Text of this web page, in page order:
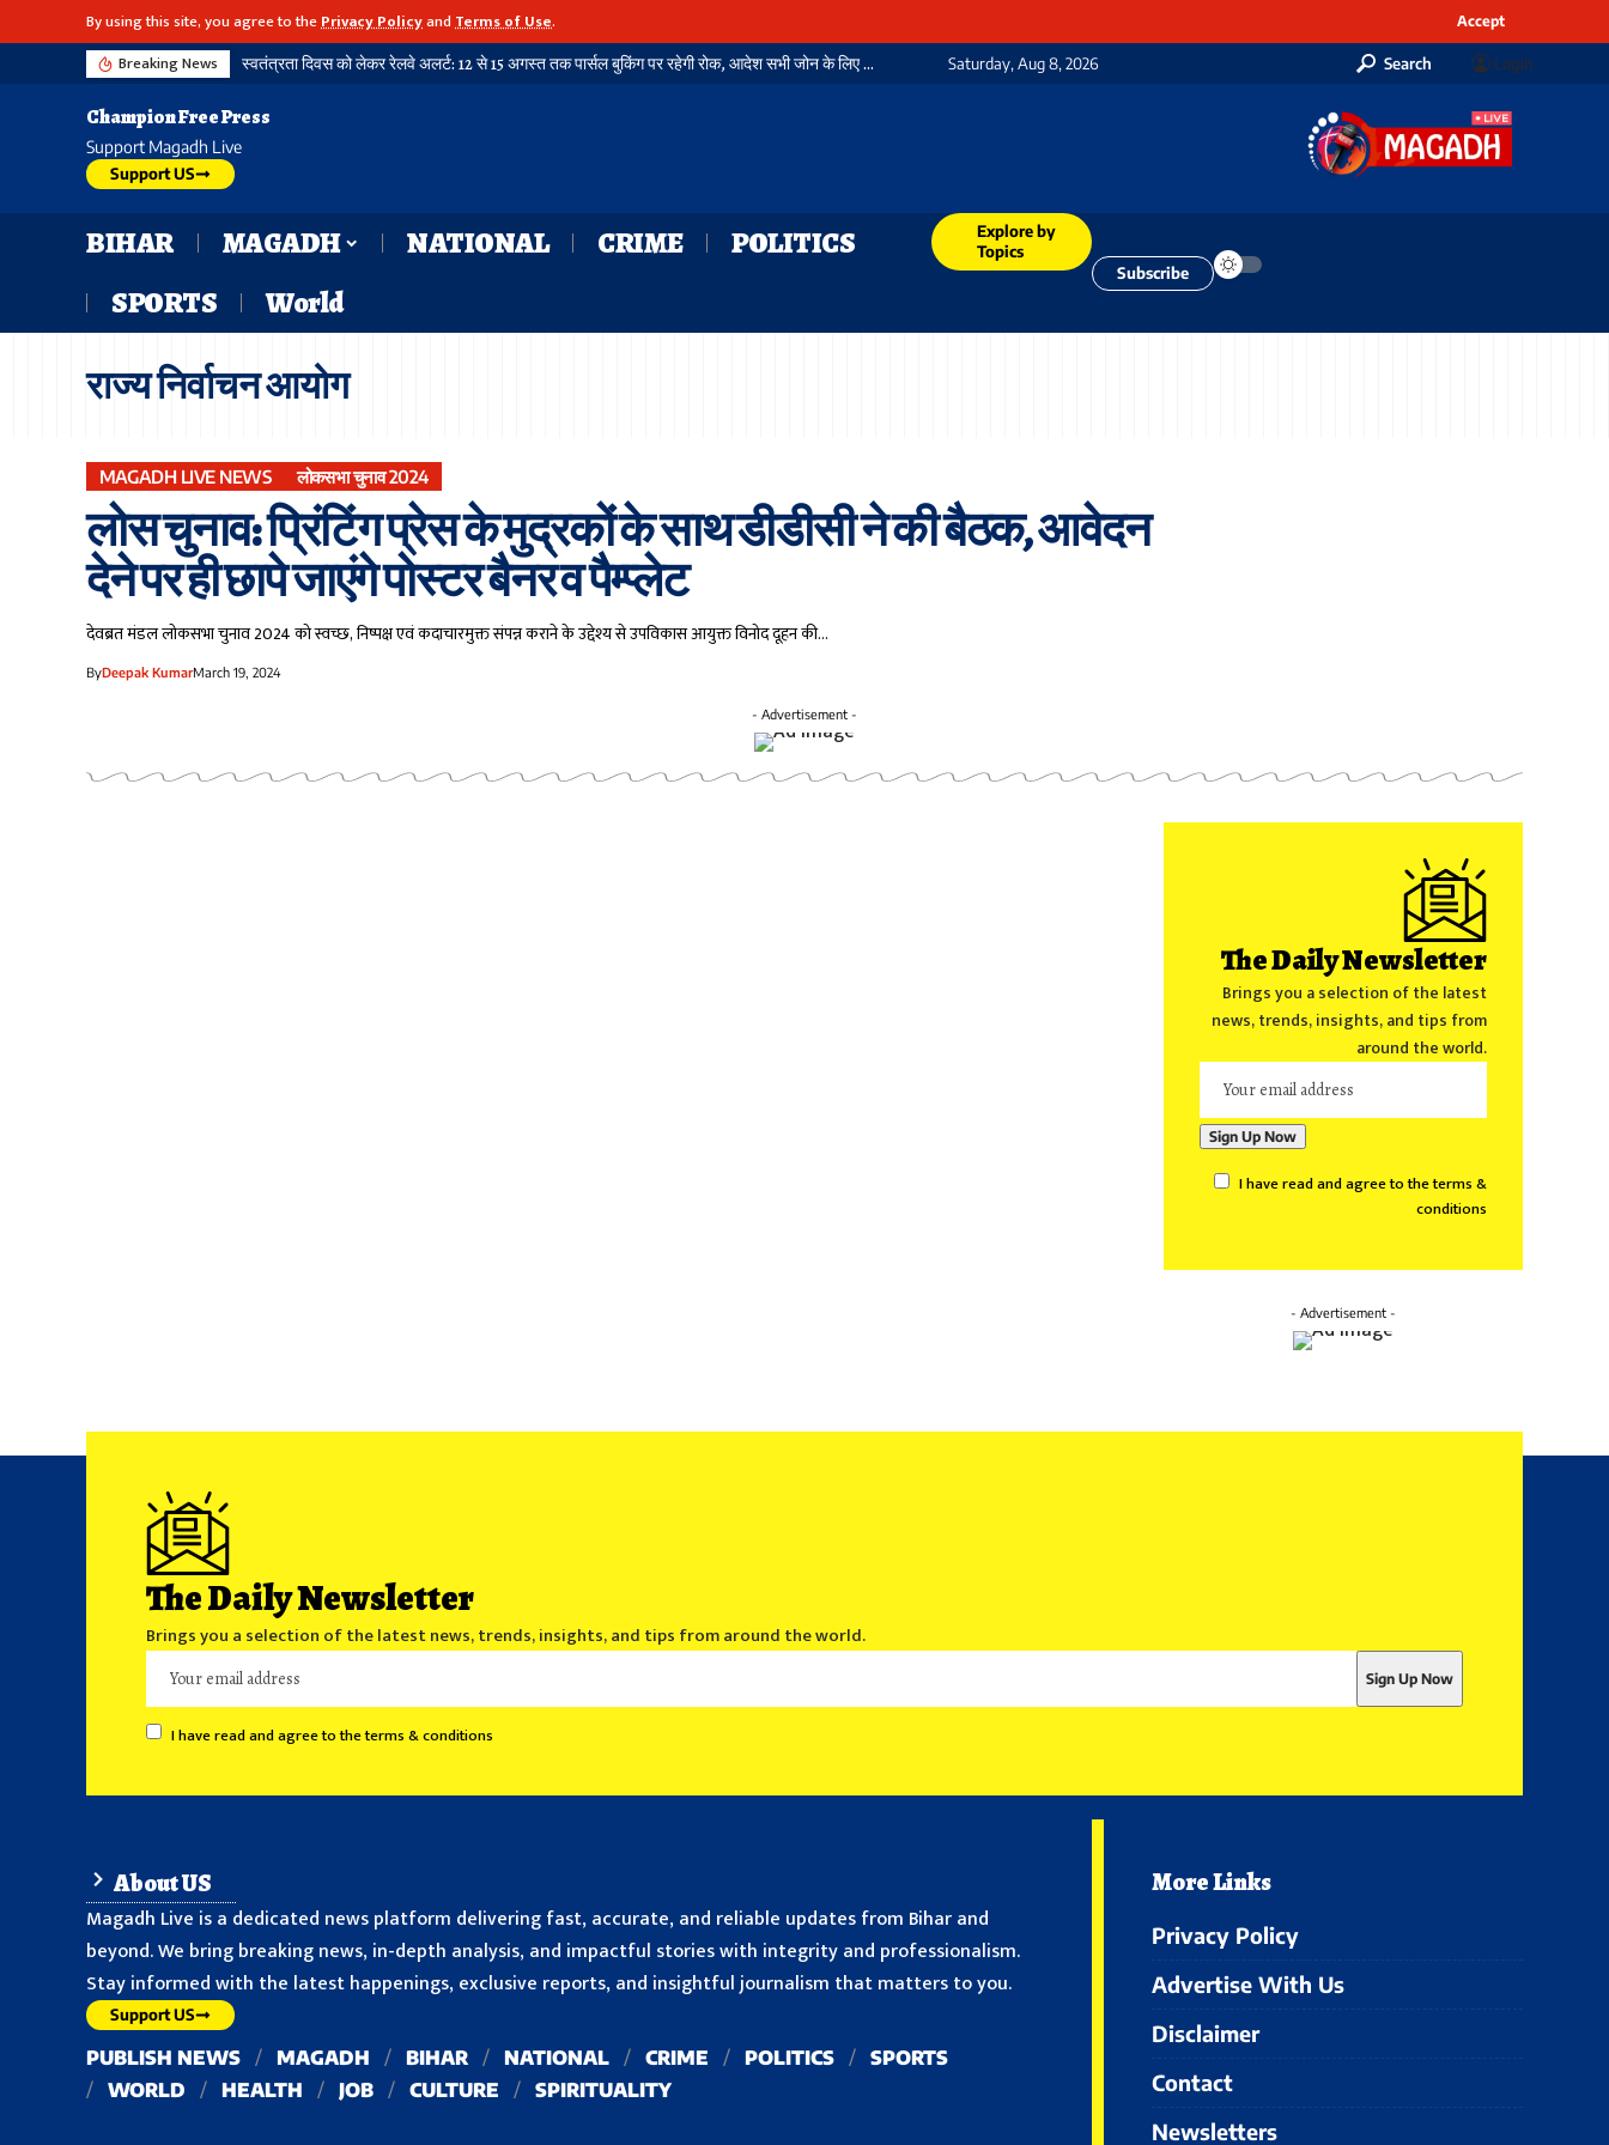
By using this site, you agree to thePrivacy PolicyandTerms of Use. Accept
Breaking News स्वतंत्रता दिवस को लेकर रेलवे अलर्ट: 12 से 15 अगस्त तक पार्सल बुकिंग पर रहेगी रोक, आदेश सभी जोन के लिए जारी Saturday, Aug 8, 2026 Search Login
Champion Free Press
Support Magadh Live
Support US
BIHAR MAGADH NATIONAL CRIME
POLITICS
SPORTS
World
Explore by
Topics
Subscribe
राज्य निर्वाचन आयोग
MAGADH LIVE NEWS लोकसभा चुनाव 2024
लोस चुनाव: प्रिंटिंग प्रेस के मुद्रकों के साथ डीडीसी ने की बैठक, आवेदन
देने पर ही छापे जाएंगे पोस्टर बैनर व पैम्प्लेट
देवब्रत मंडल लोकसभा चुनाव 2024 को स्वच्छ, निष्पक्ष एवं कदाचारमुक्त संपन्न कराने के उद्देश्य से उपविकास आयुक्त विनोद दूहन की…
ByDeepak KumarMarch 19, 2024
- Advertisement -
The Daily Newsletter
Brings you a selection of the latest
news, trends, insights, and tips from
around the world.
I have read and agree to the terms &
conditions
- Advertisement -
The Daily Newsletter
Brings you a selection of the latest news, trends, insights, and tips from around the world.
I have read and agree to the terms & conditions
About US
Magadh Live is a dedicated news platform delivering fast, accurate, and reliable updates from Bihar and
beyond. We bring breaking news, in-depth analysis, and impactful stories with integrity and professionalism.
Stay informed with the latest happenings, exclusive reports, and insightful journalism that matters to you.
Support US
PUBLISH NEWS MAGADH BIHAR NATIONAL CRIME POLITICS
SPORTS
WORLD
HEALTH JOB CULTURE SPIRITUALITY
More Links
Privacy Policy
Advertise With Us
Disclaimer
Contact
Newsletters